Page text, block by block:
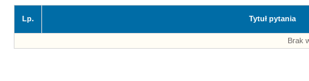
Lp. Tytuł pytania
Brak